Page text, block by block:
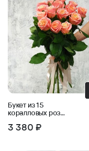
Букет из 15
коралловых роз
3 380 ₽